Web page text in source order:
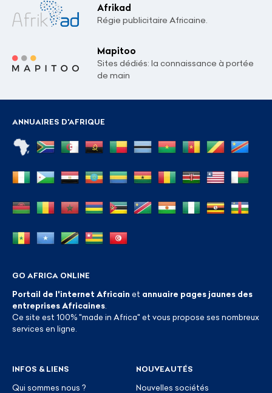
Afrikad
Régie publicitaire Africaine.
Mapitoo
Sites dédiés: la connaissance à portée
de main
ANNUAIRES D'AFRIQUE
GO AFRICA ONLINE
Portail de l'internet Africain et annuaire pages jaunes des
entreprises Africaines
Ce site est 100% "made in Africa" et vous propose ses nombreux
services en ligne.
INFOS & LIENS
Qui sommes nous ?
NOUVEAUTÉS
Nouvelles sociétés